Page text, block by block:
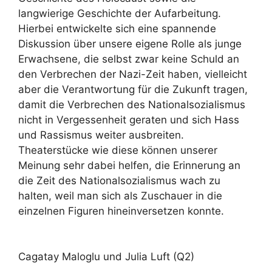
langwierige Geschichte der Aufarbeitung.
Hierbei entwickelte sich eine spannende
Diskussion über unsere eigene Rolle als junge
Erwachsene, die selbst zwar keine Schuld an
den Verbrechen der Nazi-Zeit haben, vielleicht
aber die Verantwortung für die Zukunft tragen,
damit die Verbrechen des Nationalsozialismus
nicht in Vergessenheit geraten und sich Hass
und Rassismus weiter ausbreiten.
Theaterstücke wie diese können unserer
Meinung sehr dabei helfen, die Erinnerung an
die Zeit des Nationalsozialismus wach zu
halten, weil man sich als Zuschauer in die
einzelnen Figuren hineinversetzen konnte.
Cagatay Maloglu und Julia Luft (Q2)